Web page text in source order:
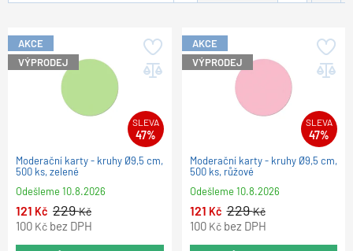
AKCE
VÝPRODEJ
SLEVA
47%
Moderační karty - kruhy Ø9,5 cm,
500 ks, zelené
Odešleme10.8.2026
121 Kč 229Kč
100 Kč bez DPH
AKCE
VÝPRODEJ
SLEVA
47%
Moderační karty - kruhy Ø9,5 cm,
500 ks, růžové
Odešleme10.8.2026
121 Kč 229Kč
100 Kč bez DPH